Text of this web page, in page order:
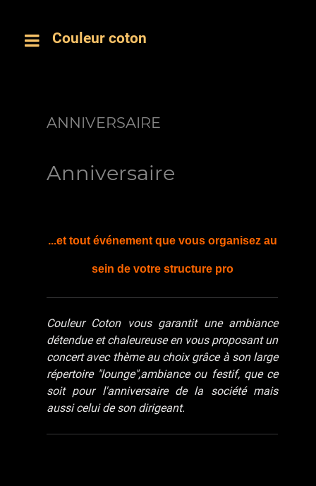
Couleur coton
ANNIVERSAIRE
Anniversaire
...et tout événement que vous organisez au
sein de votre structure pro
Couleur Coton vous garantit une ambiance
détendue et chaleureuse en vous proposant un
concert avec thème au choix grâce à son large
répertoire "lounge",ambiance ou festif, que ce
soit pour l'anniversaire de la société mais
aussi celui de son dirigeant.